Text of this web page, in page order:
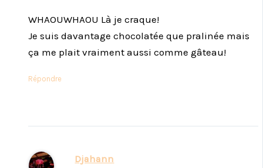
WHAOUWHAOU Là je craque!
Je suis davantage chocolatée que pralinée mais
ça me plait vraiment aussi comme gâteau!
Répondre
Djahann